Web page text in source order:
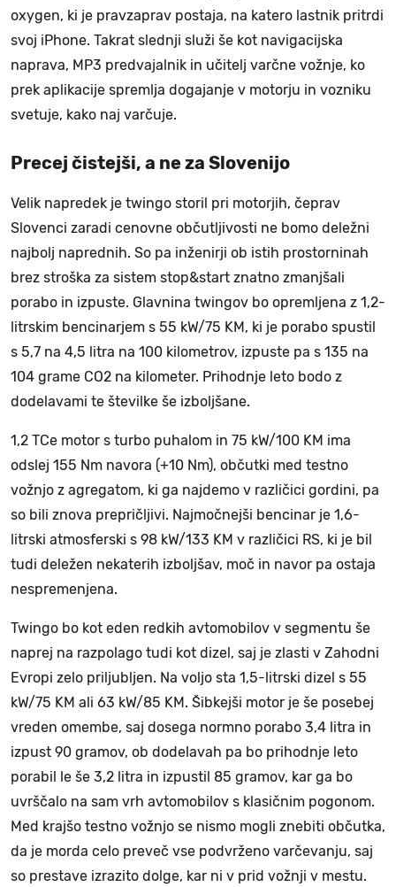
oxygen, ki je pravzaprav postaja, na katero lastnik pritrdi
svoj iPhone. Takrat slednji služi še kot navigacijska
naprava, MP3 predvajalnik in učitelj varčne vožnje, ko
prek aplikacije spremlja dogajanje v motorju in vozniku
svetuje, kako naj varčuje.
Precej čistejši, a ne za Slovenijo
Velik napredek je twingo storil pri motorjih, čeprav
Slovenci zaradi cenovne občutljivosti ne bomo deležni
najbolj naprednih. So pa inženirji ob istih prostorninah
brez stroška za sistem stop&start znatno zmanjšali
porabo in izpuste. Glavnina twingov bo opremljena z 1,2-
litrskim bencinarjem s 55 kW/75 KM, ki je porabo spustil
s 5,7 na 4,5 litra na 100 kilometrov, izpuste pa s 135 na
104 grame CO2 na kilometer. Prihodnje leto bodo z
dodelavami te številke še izboljšane.
1,2 TCe motor s turbo puhalom in 75 kW/100 KM ima
odslej 155 Nm navora (+10 Nm), občutki med testno
vožnjo z agregatom, ki ga najdemo v različici gordini, pa
so bili znova prepričljivi. Najmočnejši bencinar je 1,6-
litrski atmosferski s 98 kW/133 KM v različici RS, ki je bil
tudi deležen nekaterih izboljšav, moč in navor pa ostaja
nespremenjena.
Twingo bo kot eden redkih avtomobilov v segmentu še
naprej na razpolago tudi kot dizel, saj je zlasti v Zahodni
Evropi zelo priljubljen. Na voljo sta 1,5-litrski dizel s 55
kW/75 KM ali 63 kW/85 KM. Šibkejši motor je še posebej
vreden omembe, saj dosega normno porabo 3,4 litra in
izpust 90 gramov, ob dodelavah pa bo prihodnje leto
porabil le še 3,2 litra in izpustil 85 gramov, kar ga bo
uvrščalo na sam vrh avtomobilov s klasičnim pogonom.
Med krajšo testno vožnjo se nismo mogli znebiti občutka,
da je morda celo preveč vse podvrženo varčevanju, saj
so prestave izrazito dolge, kar ni v prid vožnji v mestu.